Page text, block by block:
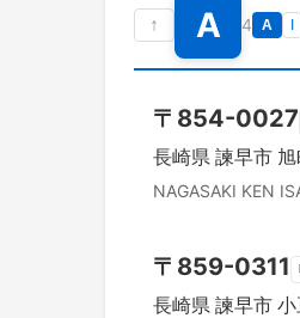
↑ A 4 A
〒 854-0027
長崎県 諫早市
NAGASAKI KEN
〒 859-0311
長崎県 諫早市